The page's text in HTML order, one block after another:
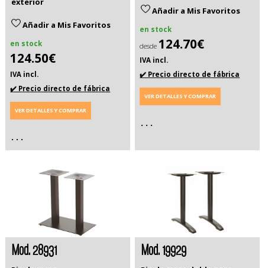
Añadir a Mis Favoritos
en stock
124.50€
IVA incl.
✔️ Precio directo de fábrica
VER DETALLES Y COMPRAR
. . .
Añadir a Mis Favoritos
en stock
desde 124.70€
IVA incl.
✔️ Precio directo de fábrica
VER DETALLES Y COMPRAR
. . .
Mod. 28931 Mod. 19929